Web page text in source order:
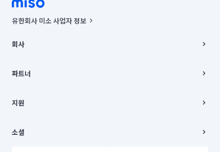
유한회사 미소 사업자 정보
00019 |
주소 | 본사: 서울특별시 종로구 율곡로 6(중학동, 트윈트리빌딩) B동 5층
컨택센터 : 서울특별시 종로구 수송동 율곡로 24, 7층, 8층 미소
상품, 상품정보, 거래에 관한 의무와 책임은 거래당사자에게 있습니다.
언론 보도 관련 문의:
© 유한회사 미소. Miso, Inc. All Rights Reserved.
회사
채용
파트너
이사
지원
이용약관
소셜